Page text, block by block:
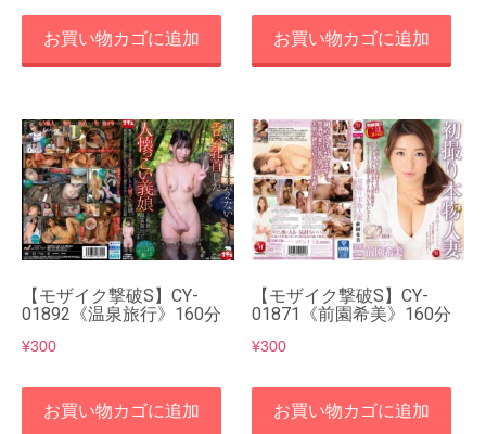
お買い物カゴに追加 お買い物カゴに追加
【モザイク撃破S】CY-
01892《温泉旅行》160分
¥300
お買い物カゴに追加
【モザイク撃破S】CY-
01871《前園希美》160分
¥300
お買い物カゴに追加